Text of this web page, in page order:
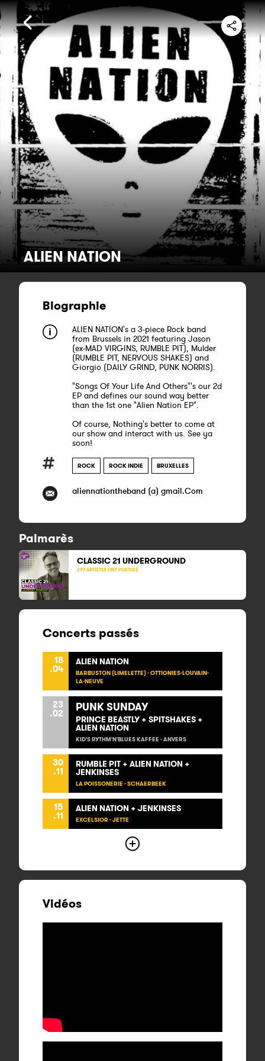
ALIEN NATION
Biographie
ALIEN NATION's a 3-piece Rock band
from Brussels in 2021 featuring Jason
(ex-MAD VIRGINS, RUMBLE PIT), Mulder
(RUMBLE PIT, NERVOUS SHAKES) and
Giorgio (DAILY GRIND, PUNK NORRIS).
"Songs Of Your Life And Others"'s our 2d
EP and defines our sound way better
than the 1st one "Alien Nation EP".
Of course, Nothing's better to come at
our show and interact with us. See ya
soon!
ROCK ROCK INDIE BRUXELLES
aliennationtheband (a) gmail.Com
Palmarès
CLASSIC 21 UNDERGROUND
297 ARTISTES ONT POSTULÉ
Concerts passés
18
.04
ALIEN NATION
BARBUSTON (LIMELETTE) - OTTIGNIES-LOUVAIN-
LA-NEUVE
23
.02 PUNK SUNDAY
PRINCE BEASTLY + SPITSHAKES +
ALIEN NATION
KID'S RYTHM'N'BLUES KAFFEE - ANVERS
30
.11
RUMBLE PIT + ALIEN NATION +
JENKINSES
LA POISSONERIE - SCHAERBEEK
15
.11
ALIEN NATION + JENKINSES
EXCELSIOR - JETTE
Vidéos